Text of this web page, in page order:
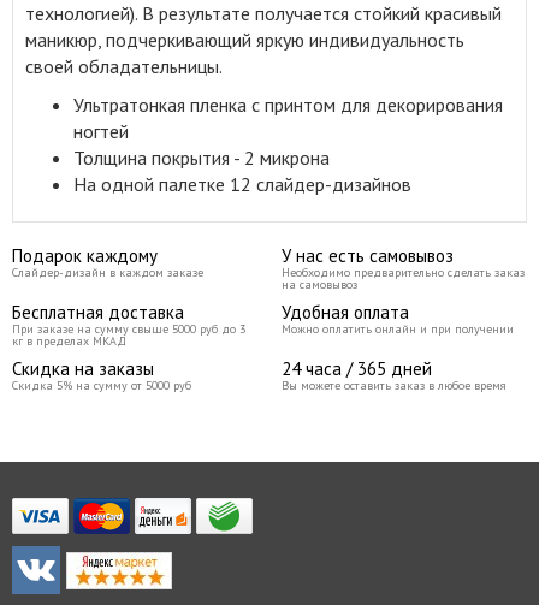
технологией). В результате получается стойкий красивый
маникюр, подчеркивающий яркую индивидуальность
своей обладательницы.
Ультратонкая пленка с принтом для декорирования
ногтей
Толщина покрытия - 2 микрона
На одной палетке 12 слайдер-дизайнов
Подарок каждому
Слайдер-дизайн в каждом заказе
У нас есть самовывоз
Необходимо предварительно сделать заказ
на самовывоз
Бесплатная доставка
При заказе на сумму свыше 5000 руб до 3
кг в пределах МКАД
Удобная оплата
Можно оплатить онлайн и при получении
Скидка на заказы
Скидка 5% на сумму от 5000 руб
24 часа / 365 дней
Вы можете оставить заказ в любое время